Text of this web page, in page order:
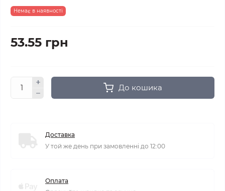
Немає в наявності
53.55 грн
До кошика
Доставка
У той же день при замовленні до 12:00
Оплата